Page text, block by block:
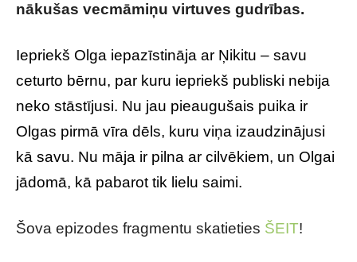
nākušas vecmāmiņu virtuves gudrības.
Iepriekš Olga iepazīstināja ar Ņikitu – savu
ceturto bērnu, par kuru iepriekš publiski nebija
neko stāstījusi. Nu jau pieaugušais puika ir
Olgas pirmā vīra dēls, kuru viņa izaudzinājusi
kā savu. Nu māja ir pilna ar cilvēkiem, un Olgai
jādomā, kā pabarot tik lielu saimi.
Šova epizodes fragmentu skatieties ŠEIT!